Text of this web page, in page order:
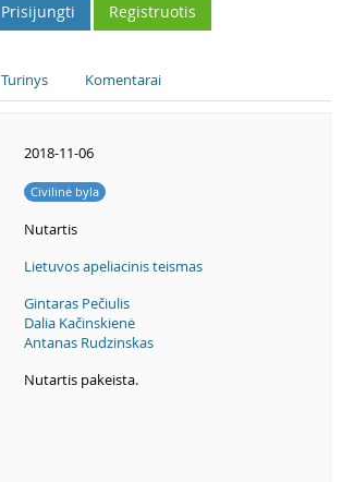
Prisijungti Registruotis
Turinys Komentarai
2018-11-06
Civilinė byla
Nutartis
Lietuvos apeliacinis teismas
Gintaras Pečiulis
Dalia Kačinskienė
Antanas Rudzinskas
Nutartis pakeista.